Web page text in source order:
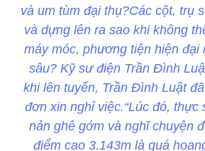
và um tùm đại thụ?Các cột, trụ
và dựng lên ra sao khi không
máy móc, phương tiện hiện đại
sâu? Kỹ sư điện Trần Đình
khi lên tuyến, Trần Đình Luật
đơn xin nghỉ việc.“Lúc đó, thực
nản ghê gớm và nghĩ chuyện
điểm cao 3.143m là quá